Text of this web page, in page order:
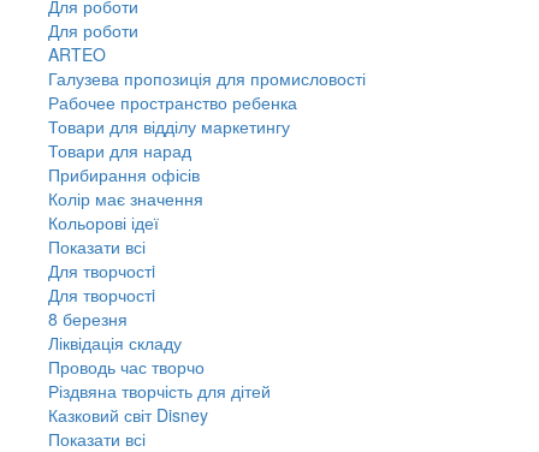
Для роботи
Для роботи
ARTEO
Галузева пропозиція для промисловості
Рабочее пространство ребенка
Товари для відділу маркетингу
Товари для нарад
Прибирання офісів
Колір має значення
Кольорові ідеї
Показати всі
Для творчостi
Для творчостi
8 березня
Ліквідація складу
Проводь час творчо
Різдвяна творчість для дітей
Казковий світ Disney
Показати всі